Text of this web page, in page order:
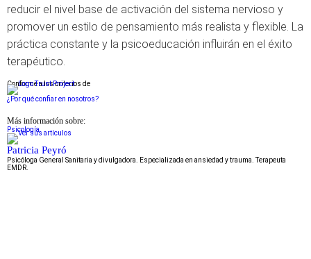
reducir el nivel base de activación del sistema nervioso y
promover un estilo de pensamiento más realista y flexible. La
práctica constante y la psicoeducación influirán en el éxito
terapéutico.
Conforme a los criterios de
¿Por qué confiar en nosotros?
Más información sobre:
Psicología
Patricia Peyró
Psicóloga General Sanitaria y divulgadora. Especializada en ansiedad y trauma. Terapeuta
EMDR.